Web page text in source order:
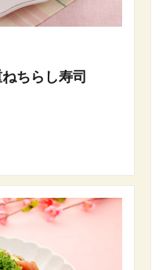
ちらし寿司